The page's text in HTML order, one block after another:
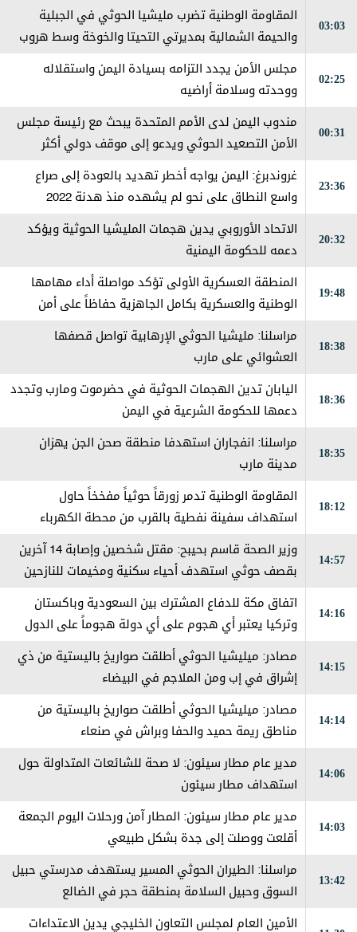
03:03
المقاومة الوطنية تضرب مليشيا الحوثي في الجبلية
والحيمة الشمالية بمديرتي التحيتا والخوخة وسط هروب
02:25
مجلس الأمن يجدد التزامه بسيادة اليمن واستقلاله
ووحدته وسلامة أراضيه
00:31
مندوب اليمن لدى الأمم المتحدة يبحث مع رئيسة مجلس
الأمن التصعيد الحوثي ويدعو إلى موقف دولي أكثر
23:36
غروندبرغ: اليمن يواجه أخطر تهديد بالعودة إلى صراع
واسع النطاق على نحو لم يشهده منذ هدنة 2022
20:32
الاتحاد الأوروبي يدين هجمات المليشيا الحوثية ويؤكد
دعمه للحكومة اليمنية
19:48
المنطقة العسكرية الأولى تؤكد مواصلة أداء مهامها
الوطنية والعسكرية بكامل الجاهزية حفاظاً على أمن
18:38
مراسلنا: مليشيا الحوثي الإرهابية تواصل قصفها
العشوائي على مارب
18:36
اليابان تدين الهجمات الحوثية في حضرموت ومارب وتجدد
دعمها للحكومة الشرعية في اليمن
18:35
مراسلنا: انفجاران استهدفا منطقة صحن الجن يهزان
مدينة مارب
18:12
المقاومة الوطنية تدمر زورقاً حوثياً مفخخاً حاول
استهداف سفينة نفطية بالقرب من محطة الكهرباء
14:57
وزير الصحة قاسم بحيبح: مقتل شخصين وإصابة 14 آخرين
بقصف حوثي استهدف أحياء سكنية ومخيمات للنازحين
14:16
اتفاق مكة للدفاع المشترك بين السعودية وباكستان
وتركيا يعتبر ‏أي هجوم على أي دولة هجوماً على الدول
14:15
مصادر: ميليشيا الحوثي أطلقت صواريخ باليستية من ذي
إشراق في إب ومن الملاجم في البيضاء
14:14
مصادر: ميليشيا الحوثي أطلقت صواريخ باليستية من
مناطق ريمة حميد والحفا وبراش في صنعاء
14:06
مدير عام مطار سيئون: لا صحة للشائعات المتداولة حول
استهداف مطار سيئون
14:03
مدير عام مطار سيئون: المطار آمن ورحلات اليوم الجمعة
أقلعت ووصلت إلى جدة بشكل طبيعي
13:42
مراسلنا: الطيران الحوثي المسير يستهدف مدرستي حبيل
السوق وحبيل السلامة بمنطقة حجر في الضالع
الأمين العام لمجلس التعاون الخليجي يدين الاعتداءات